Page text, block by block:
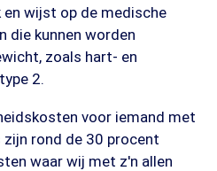
wijst op de medische
die kunnen worden
zoals hart- en
2.
voor iemand met
rond de 30 procent
waar wij met z'n allen